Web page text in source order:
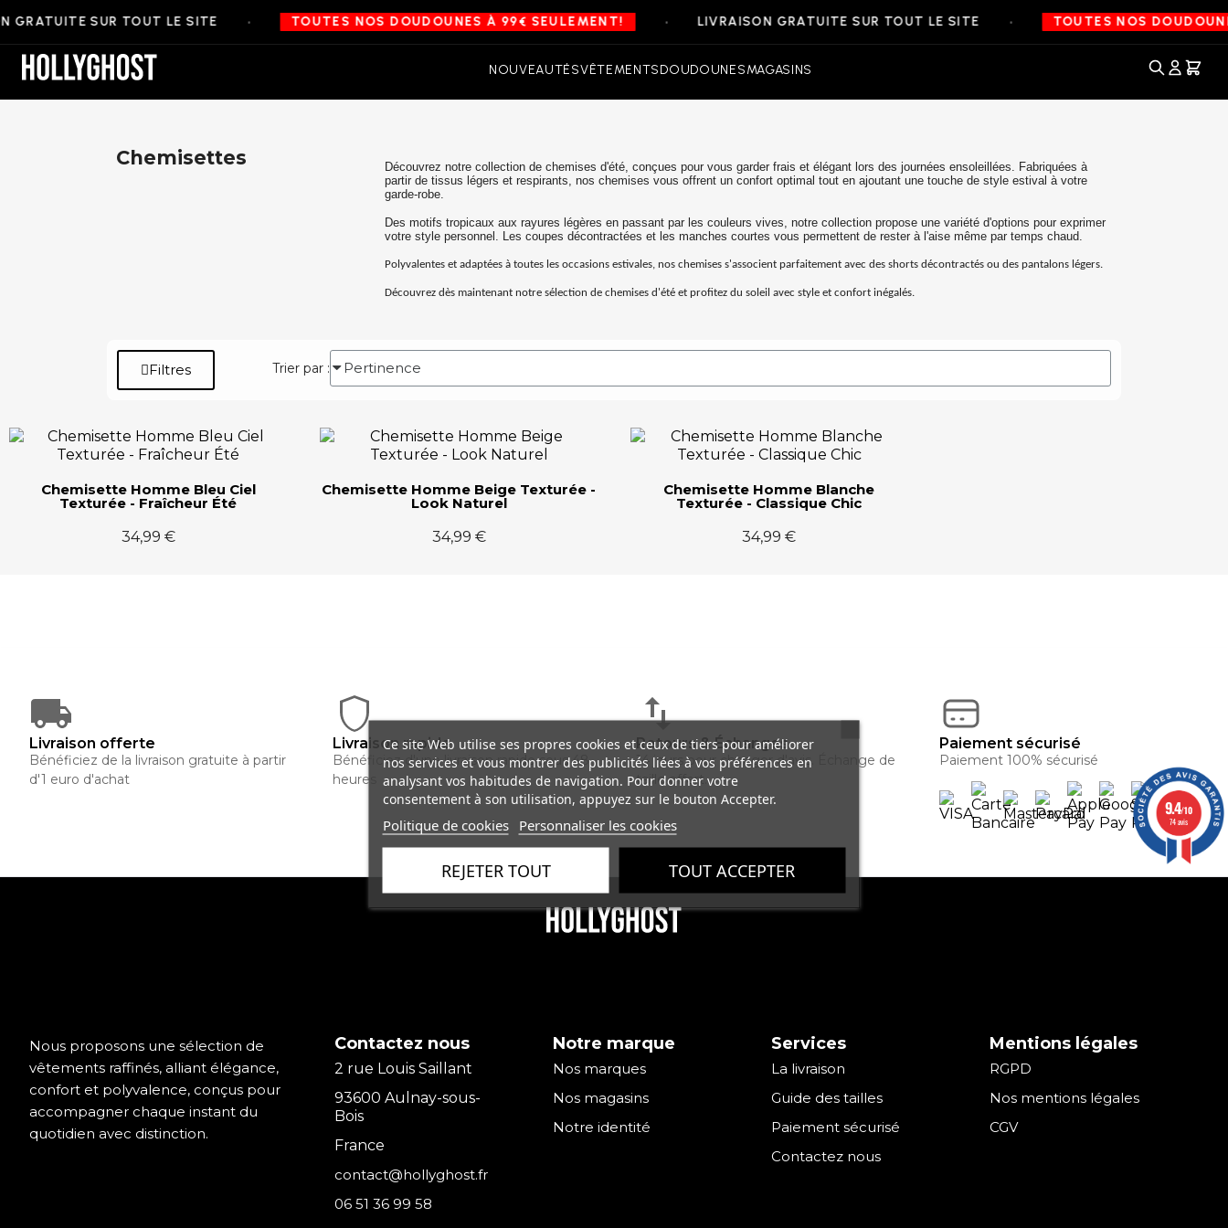
NOUVEAUTÉSVÊTEMENTSDOUDOUNESMAGASINS
SUR TOUT LE SITE TOUTES NOS DOUDOUNES À 99€ SEULEMENT! LIVRAISON GRATUITE SUR TOUT LE SITE TOUTES NOS
Accueil
Chemisettes
Découvrez notre collection de chemises d'été, conçues pour vous garder frais et élégant lors des journées ensoleillées. Fabriquées à
partir de tissus légers et respirants, nos chemises vous offrent un confort optimal tout en ajoutant une touche de style estival à votre
garde-robe.
Des motifs tropicaux aux rayures légères en passant par les couleurs vives, notre collection propose une variété d'options pour exprimer
votre style personnel. Les coupes décontractées et les manches courtes vous permettent de rester à l'aise même par temps chaud.
Polyvalentes et adaptées à toutes les occasions estivales, nos chemises s'associent parfaitement avec des shorts décontractés ou des pantalons légers.
Découvrez dès maintenant notre sélection de chemises d'été et profitez du soleil avec style et confort inégalés.
Filtres Trier par :
Chemisette Homme Bleu Ciel
Texturée - Fraîcheur Été
34,99 €
Chemisette Homme Beige Texturée -
Look Naturel
34,99 €
Chemisette Homme Blanche
Texturée - Classique Chic
34,99 €
Ce site Web utilise ses propres cookies et ceux de tiers pour améliorer
nos services et vous montrer des publicités liées à vos préférences en
analysant vos habitudes de navigation. Pour donner votre
consentement à son utilisation, appuyez sur le bouton Accepter.
Politique de cookies Personnaliser les cookies
REJETER TOUT TOUT ACCEPTER
Livraison offerte
Bénéficiez de la livraison gratuite à partir
d'1 euro d'achat
Livraison rapide
Bénéficiez d'une livraison rapide sous 48
heures
Retours & Échanges
14 jours pour changer d'avis. Échange de
taille offert.
Paiement sécurisé
Paiement 100% sécurisé
Nous proposons une sélection de
vêtements raffinés, alliant élégance,
confort et polyvalence, conçus pour
accompagner chaque instant du
quotidien avec distinction.
Contactez nous
2 rue Louis Saillant
93600 Aulnay-sous-
Bois
France
contact@hollyghost.fr
06 51 36 99 58
Notre marque
Nos marques
Nos magasins
Notre identité
Services
La livraison
Guide des tailles
Paiement sécurisé
Contactez nous
Mentions légales
RGPD
Nos mentions légales
CGV
9.4/10
74 avis